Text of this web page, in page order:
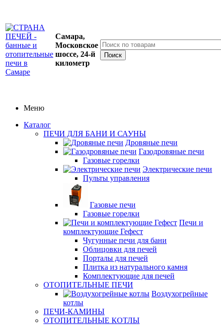
Самара,
Московское
шоссе, 24-й
километр
Меню
Каталог
ПЕЧИ ДЛЯ БАНИ И САУНЫ
Дровяные печи
Газодровяные печи
Газовые горелки
Электрические печи
Пульты управления
Газовые печи
Газовые горелки
Печи и
комплектующие Гефест
Чугунные печи для бани
Облицовки для печей
Порталы для печей
Плитка из натурального камня
Комплектующие для печей
ОТОПИТЕЛЬНЫЕ ПЕЧИ
Воздухогрейные
котлы
ПЕЧИ-КАМИНЫ
ОТОПИТЕЛЬНЫЕ КОТЛЫ